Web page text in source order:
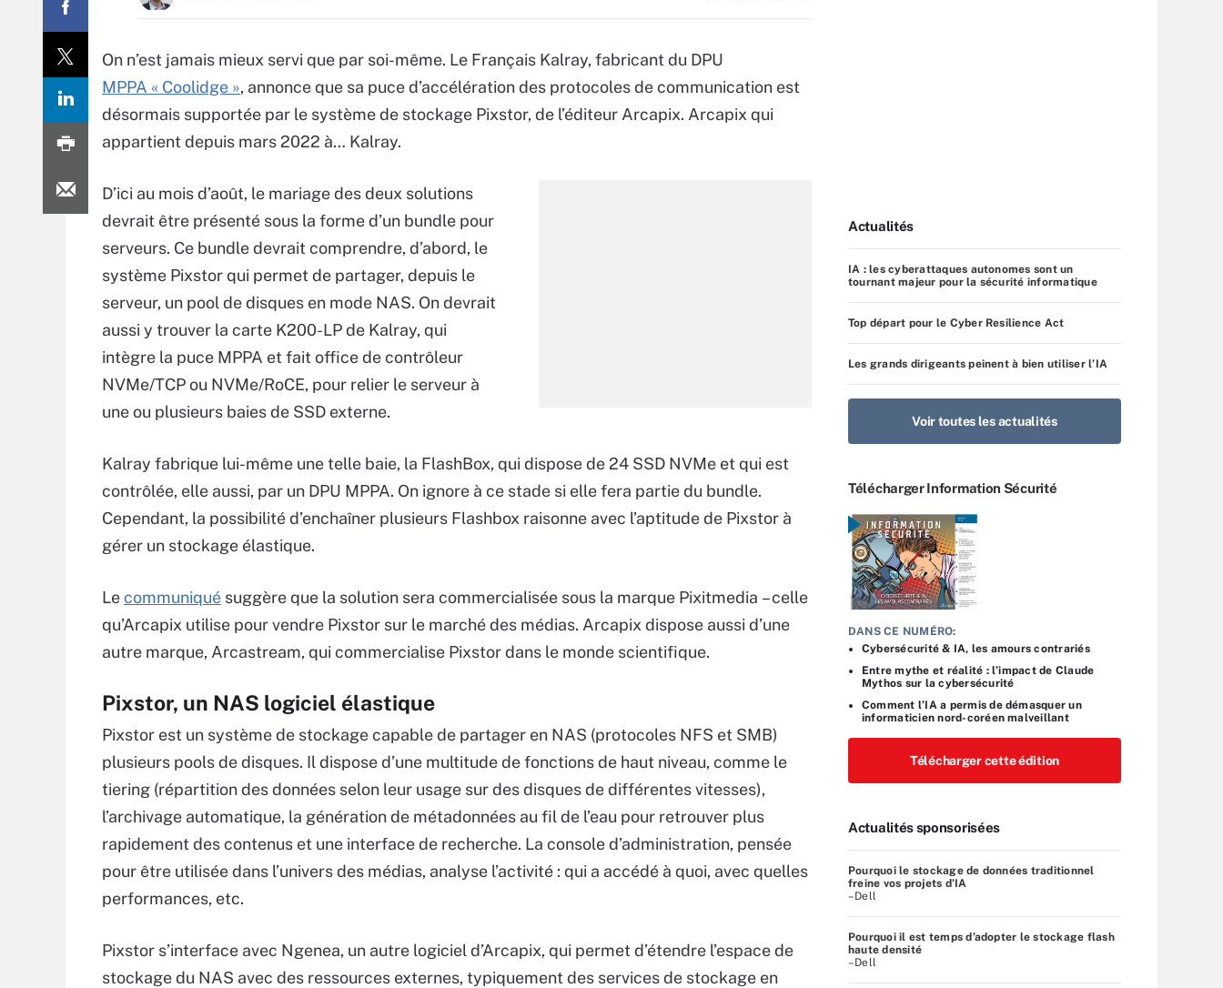
On n’est jamais mieux servi que par soi-même. Le Français Kalray, fabricant du DPU
MPPA « Coolidge », annonce que sa puce d’accélération des protocoles de communication est
désormais supportée par le système de stockage Pixstor, de l’éditeur Arcapix. Arcapix qui
appartient depuis mars 2022 à… Kalray.
D’ici au mois d’août, le mariage des deux solutions
devrait être présenté sous la forme d’un bundle pour
serveurs. Ce bundle devrait comprendre, d’abord, le
système Pixstor qui permet de partager, depuis le
serveur, un pool de disques en mode NAS. On devrait
aussi y trouver la carte K200-LP de Kalray, qui
intègre la puce MPPA et fait office de contrôleur
NVMe/TCP ou NVMe/RoCE, pour relier le serveur à
une ou plusieurs baies de SSD externe.
Kalray fabrique lui-même une telle baie, la FlashBox, qui dispose de 24 SSD NVMe et qui est
contrôlée, elle aussi, par un DPU MPPA. On ignore à ce stade si elle fera partie du bundle.
Cependant, la possibilité d’enchaîner plusieurs Flashbox raisonne avec l’aptitude de Pixstor à
gérer un stockage élastique.
Lecommuniqué suggère que la solution sera commercialisée sous la marque Pixitmedia – celle
qu’Arcapix utilise pour vendre Pixstor sur le marché des médias. Arcapix dispose aussi d’une
autre marque, Arcastream, qui commercialise Pixstor dans le monde scientifique.
Pixstor, un NAS logiciel élastique
Pixstor est un système de stockage capable de partager en NAS (protocoles NFS et SMB)
plusieurs pools de disques. Il dispose d’une multitude de fonctions de haut niveau, comme le
tiering (répartition des données selon leur usage sur des disques de différentes vitesses),
l’archivage automatique, la génération de métadonnées au fil de l’eau pour retrouver plus
rapidement des contenus et une interface de recherche. La console d’administration, pensée
pour être utilisée dans l’univers des médias, analyse l’activité : qui a accédé à quoi, avec quelles
performances, etc.
Pixstor s’interface avec Ngenea, un autre logiciel d’Arcapix, qui permet d’étendre l’espace de
stockage du NAS avec des ressources externes, typiquement des services de stockage en
Actualités
IA : les cyberattaques autonomes sont un
tournant majeur pour la sécurité informatique
Top départ pour le Cyber Resilience Act
Les grands dirigeants peinent à bien utiliser l’IA
Voir toutes les actualités
Télécharger Information Sécurité
DANS CE NUMÉRO:
Cybersécurité & IA, les amours contrariés
Entre mythe et réalité : l’impact de Claude
Mythos sur la cybersécurité
Comment l’IA a permis de démasquer un
informaticien nord-coréen malveillant
Télécharger cette édition
Actualités sponsorisées
Pourquoi le stockage de données traditionnel
freine vos projets d’IA
–Dell
Pourquoi il est temps d’adopter le stockage flash
haute densité
–Dell